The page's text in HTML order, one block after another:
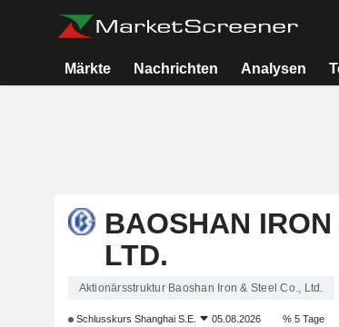
Märkte Nachrichten Analysen
BAOSHAN
LTD.
Aktionärsstruktur Baoshan Iron & Steel Co., Ltd.
Schlusskurs Shanghai S.E. 05.08.2026 % 5 Tage